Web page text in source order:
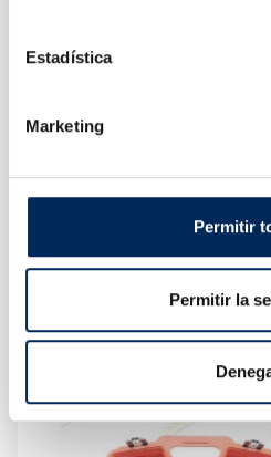
Estadística
Marketing
Permitir
Permitir la
Generador De Ozono 5.000
10/EQTHBC-TB-5G